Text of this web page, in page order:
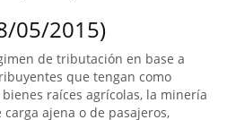
05/2015)
de tributación en base a
que tengan como
raíces agrícolas, la minería
ajena o de pasajeros,